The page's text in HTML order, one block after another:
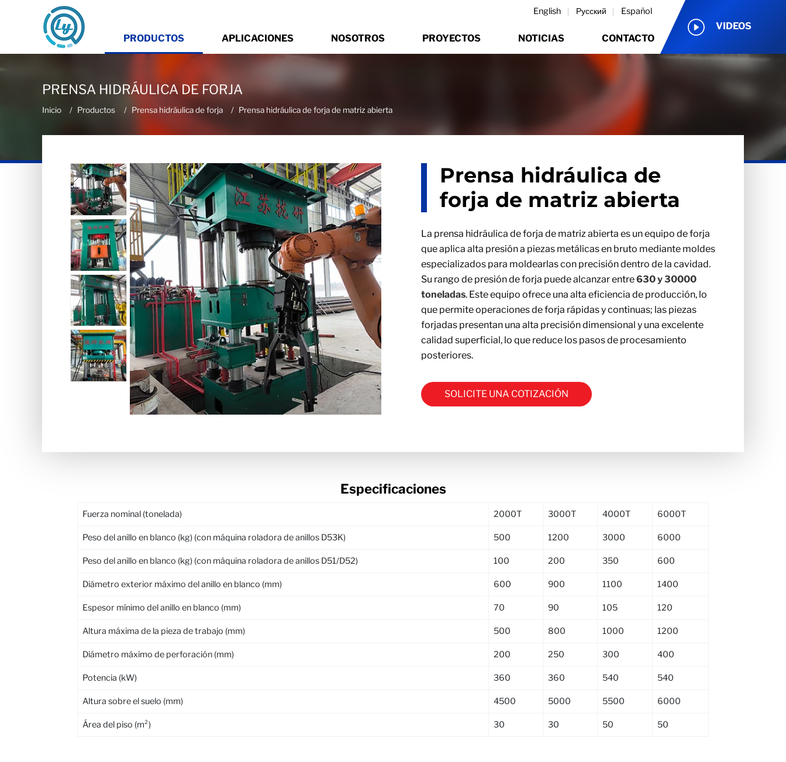
English Русский Español
PRODUCTOS APLICACIONES NOSOTROS PROYECTOS NOTICIAS CONTACTO
VIDEOS
PRENSA HIDRÁULICA DE FORJA
Inicio Productos Prensa hidráulica de forja Prensa hidráulica de forja de matriz abierta
Prensa hidráulica de
forja de matriz abierta
La prensa hidráulica de forja de matriz abierta es un equipo de forja
que aplica alta presión a piezas metálicas en bruto mediante moldes
especializados para moldearlas con precisión dentro de la cavidad.
Su rango de presión de forja puede alcanzar entre630 y 30000
toneladas. Este equipo ofrece una alta eficiencia de producción, lo
que permite operaciones de forja rápidas y continuas; las piezas
forjadas presentan una alta precisión dimensional y una excelente
calidad superficial, lo que reduce los pasos de procesamiento
posteriores.
SOLICITE UNA COTIZACIÓN
Especificaciones
Fuerza nominal (tonelada) 2000T 3000T 4000T 6000T
Peso del anillo en blanco (kg) (con máquina roladora de anillos D53K) 500 1200 3000 6000
Peso del anillo en blanco (kg) (con máquina roladora de anillos D51/D52) 100 200 350 600
Diámetro exterior máximo del anillo en blanco (mm) 600 900 1100 1400
Espesor mínimo del anillo en blanco (mm) 70 90 105 120
Altura máxima de la pieza de trabajo (mm) 500 800 1000 1200
Diámetro máximo de perforación (mm) 200 250 300 400
Potencia (kW) 360 360 540 540
Altura sobre el suelo (mm) 4500 5000 5500 6000
Área del piso (m²) 30 30 50 50